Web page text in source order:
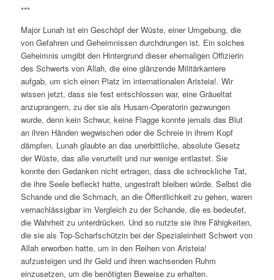
***
Major Lunah ist ein Geschöpf der Wüste, einer Umgebung, die
von Gefahren und Geheimnissen durchdrungen ist. Ein solches
Geheimnis umgibt den Hintergrund dieser ehemaligen Offizierin
des Schwerts von Allah, die eine glänzende Militärkarriere
aufgab, um sich einen Platz im internationalen Aristeia!. Wir
wissen jetzt, dass sie fest entschlossen war, eine Gräueltat
anzuprangern, zu der sie als Husam-Operatorin gezwungen
wurde, denn kein Schwur, keine Flagge konnte jemals das Blut
an ihren Händen wegwischen oder die Schreie in ihrem Kopf
dämpfen. Lunah glaubte an das unerbittliche, absolute Gesetz
der Wüste, das alle verurteilt und nur wenige entlastet. Sie
konnte den Gedanken nicht ertragen, dass die schreckliche Tat,
die ihre Seele befleckt hatte, ungestraft bleiben würde. Selbst die
Schande und die Schmach, an die Öffentlichkeit zu gehen, waren
vernachlässigbar im Vergleich zu der Schande, die es bedeutet,
die Wahrheit zu unterdrücken. Und so nutzte sie ihre Fähigkeiten,
die sie als Top-Scharfschützin bei der Spezialeinheit Schwert von
Allah erworben hatte, um in den Reihen von Aristeia!
aufzusteigen und ihr Geld und ihren wachsenden Ruhm
einzusetzen, um die benötigten Beweise zu erhalten.